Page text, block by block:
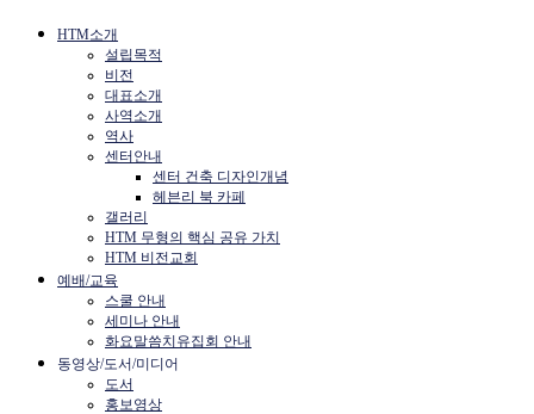
HTM소개
설립목적
비전
대표소개
사역소개
역사
센터안내
센터 건축 디자인개념
헤븐리 북 카페
갤러리
HTM 무형의 핵심 공유 가치
HTM 비전교회
예배/교육
스쿨 안내
세미나 안내
화요말씀치유집회 안내
동영상/도서/미디어
도서
홍보영상